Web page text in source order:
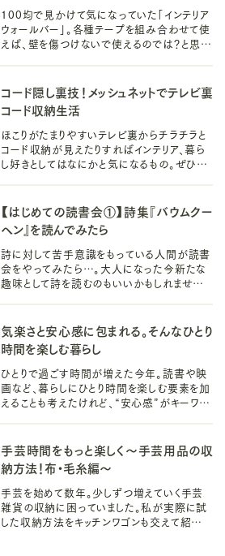
100均で見かけて気になっていた「インテリア
ウォールバー」。各種テープを組み合わせて使
えば、壁を傷つけないで使えるのでは？と思い
コード隠し裏技！メッシュネットでテレビ裏
コード収納生活
ほこりがたまりやすいテレビ裏からチラチラと
コード収納が見えたりすればインテリア、暮ら
し好きとしてはなにかと気になるもの。ぜひ改
【はじめての読書会①】詩集『バウムクー
ヘン』を読んでみたら
詩に対して苦手意識をもっている人間が読書
会をやってみたら…。大人になった今新たな
趣味として詩を読むのもいいかもしれません。
気楽さと安心感に包まれる。そんなひとり
時間を楽しむ暮らし
ひとりで過ごす時間が増えた今年。読書や映
画など、暮らしにひとり時間を楽しむ要素を加
えることも考えたけれど、“安心感”がキーワー
手芸時間をもっと楽しく～手芸用品の収
納方法！布・毛糸編～
手芸を始めて数年。少しずつ増えていく手芸
雑貨の収納に困っていました。私が実際に試
した収納方法をキッチンワゴンも交えて紹介し